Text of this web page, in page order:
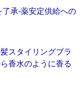
承‐薬安定供給への
スタイリングブラ
香水のように香る